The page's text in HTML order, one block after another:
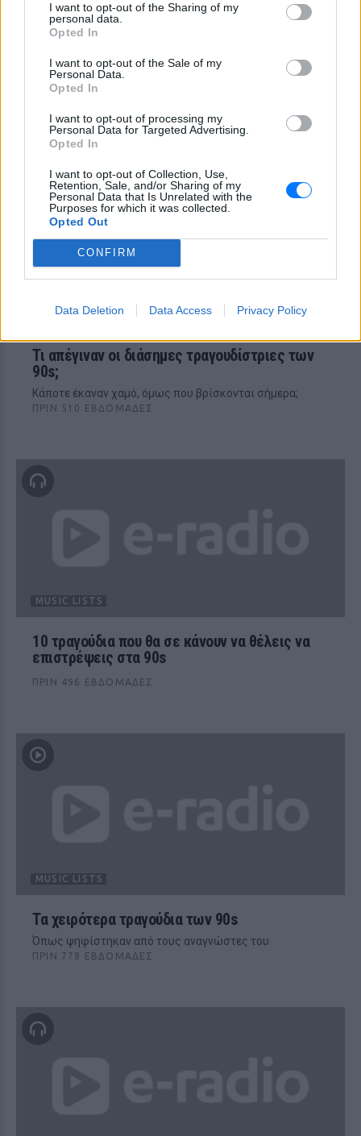
I want to opt-out of the Sharing of my
personal data.
Opted In
I want to opt-out of the Sale of my
Personal Data.
Opted In
I want to opt-out of processing my
Personal Data for Targeted Advertising.
Opted In
I want to opt-out of Collection, Use,
Retention, Sale, and/or Sharing of my
Personal Data that Is Unrelated with the
Purposes for which it was collected.
Opted Out
CONFIRM
Data Deletion Data Access Privacy Policy
RETRO
Γιατί δεν μπορούμε να ξεφύγουμε από τα 80s ‑
90s;
σειρές και καθημερινότητα
ΠΡΙΝ 514 ΕΒΔΟΜΆΔΕΣ
RETRO
Τι απέγιναν οι διάσημες τραγουδίστριες των
90s;
Κάποτε έκαναν χαμό, όμως που βρίσκονται σήμερα;
ΠΡΙΝ 510 ΕΒΔΟΜΆΔΕΣ
MUSIC LISTS
10 τραγούδια που θα σε κάνουν να θέλεις να
επιστρέψεις στα 90s
ΠΡΙΝ 496 ΕΒΔΟΜΆΔΕΣ
MUSIC LISTS
Τα χειρότερα τραγούδια των 90s
Όπως ψηφίστηκαν από τους αναγνώστες του
ΠΡΙΝ 778 ΕΒΔΟΜΆΔΕΣ